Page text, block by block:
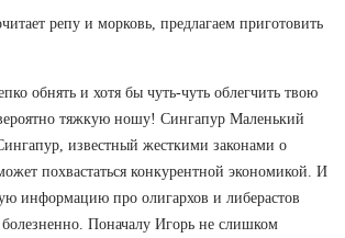
репу и морковь, предлагаем приготовить
обнять и хотя бы чуть-чуть облегчить твою
тяжкую ношу! Сингапур Маленький
известный жесткими законами о
похвастаться конкурентной экономикой. И
информацию про олигархов и либерастов
Поначалу Игорь не слишком